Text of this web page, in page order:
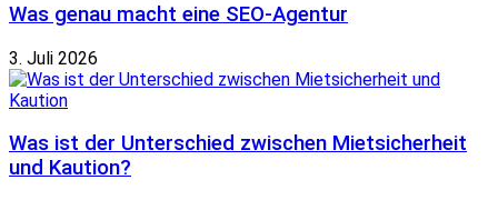
Was genau macht eine SEO-Agentur
3. Juli 2026
Was ist der Unterschied zwischen Mietsicherheit
und Kaution?